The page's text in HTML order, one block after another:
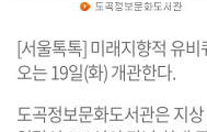
[서울톡톡] 미래지향적 유
오는 19일(화) 개관한다.
도곡정보문화도서관은 지